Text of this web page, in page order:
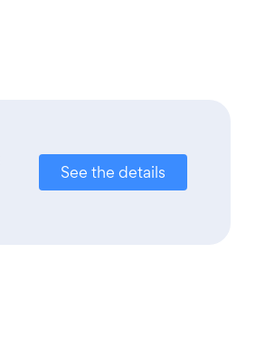
See the details